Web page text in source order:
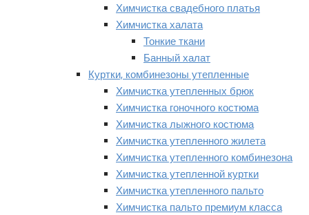
Химчистка свадебного платья
Химчистка халата
Тонкие ткани
Банный халат
Куртки, комбинезоны утепленные
Химчистка утепленных брюк
Химчистка гоночного костюма
Химчистка лыжного костюма
Химчистка утепленного жилета
Химчистка утепленного комбинезона
Химчистка утепленной куртки
Химчистка утепленного пальто
Химчистка пальто премиум класса